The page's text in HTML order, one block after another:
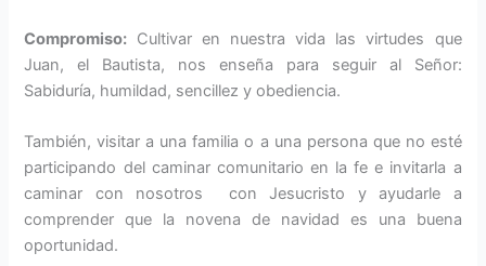
Compromiso: Cultivar en nuestra vida las virtudes que
Juan, el Bautista, nos enseña para seguir al Señor:
Sabiduría, humildad, sencillez y obediencia.
También, visitar a una familia o a una persona que no esté
participando del caminar comunitario en la fe e invitarla a
caminar con nosotros con Jesucristo y ayudarle a
comprender que la novena de navidad es una buena
oportunidad.